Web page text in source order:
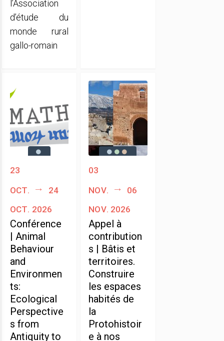
l’Association
d’étude du
monde rural
gallo-romain
23
oct.
24
oct. 2026
Conférence
| Animal
Behaviour
and
Environmen
ts:
Ecological
Perspective
s from
Antiquity to
03
nov.
06
nov. 2026
Appel à
contribution
s | Bâtis et
territoires.
Construire
les espaces
habités de
la
Protohistoir
e à nos